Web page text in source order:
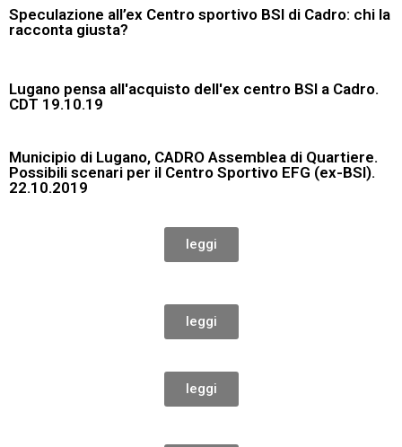
Speculazione all’ex Centro sportivo BSI di Cadro: chi la
racconta giusta?
Lugano pensa all'acquisto dell'ex centro BSI a Cadro.
CDT 19.10.19
Municipio di Lugano, CADRO Assemblea di Quartiere.
Possibili scenari per il Centro Sportivo EFG (ex-BSI).
22.10.2019
leggi
leggi
leggi